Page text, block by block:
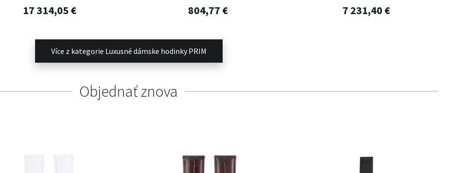
17 314,05 € 804,77 € 7 231,40 €
Více z kategorie Luxusné dámske hodinky PRIM
Objednať znova